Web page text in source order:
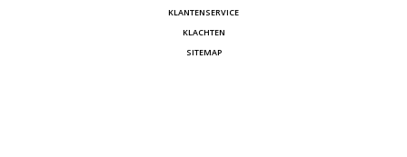
KLANTENSERVICE
KLACHTEN
SITEMAP